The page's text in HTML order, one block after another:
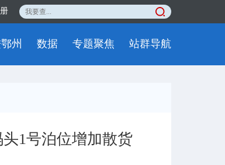
州 数据 专题聚焦 站群导航
1号泊位增加散货